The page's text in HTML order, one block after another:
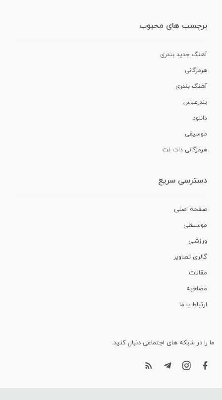
برچسب های محبوب
آهنگ جدید بندری
هرمزگانی
آهنگ بندری
بندرعباس
دانلود
موسیقی
هرمزگانی دات نت
دسترسی سریع
صفحه اصلی
موسیقی
ورزشی
گالری تصاویر
مقالات
مصاحبه
ارتباط با ما
ما را در شبکه های اجتماعی دنبال کنید.